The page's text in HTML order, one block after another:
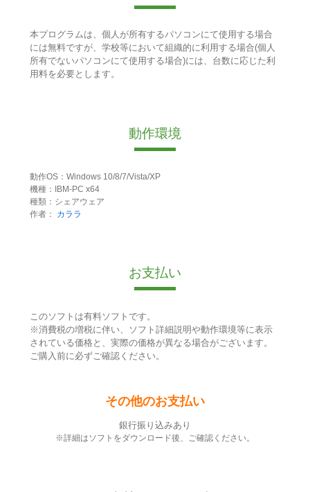
本プログラムは、個人が所有するパソコンにて使用する場合
には無料ですが、学校等において組織的に利用する場合(個人
所有でないパソコンにて使用する場合)には、台数に応じた利
用料を必要とします。
動作環境
動作OS：Windows 10/8/7/Vista/XP
機種：IBM-PC x64
種類：シェアウェア
作者：
カララ
お支払い
このソフトは有料ソフトです。
※消費税の増税に伴い、ソフト詳細説明や動作環境等に表示
されている価格と、実際の価格が異なる場合がございます。
ご購入前に必ずご確認ください。
その他のお支払い
銀行振り込みあり
※詳細はソフトをダウンロード後、ご確認ください。